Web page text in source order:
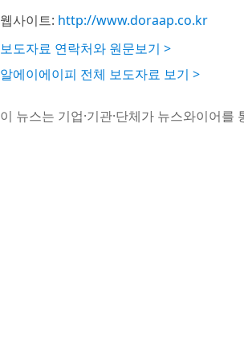
웹사이트: http://www.doraap.co.kr
보도자료 연락처와 원문보기 >
알에이에이피 전체 보도자료 보기 >
이 뉴스는 기업·기관·단체가 뉴스와이어